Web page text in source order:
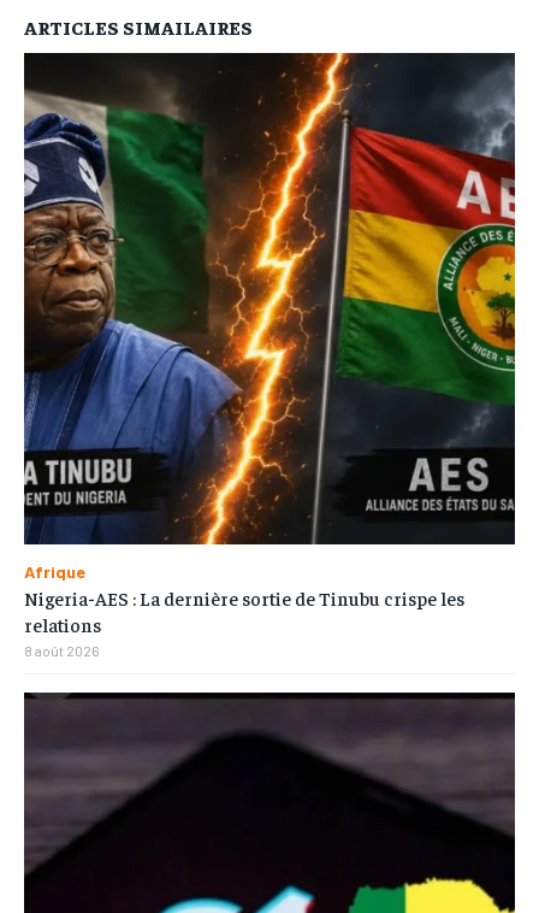
ARTICLES SIMAILAIRES
Afrique
Nigeria-AES : La dernière sortie de Tinubu crispe les
relations
8 août 2026